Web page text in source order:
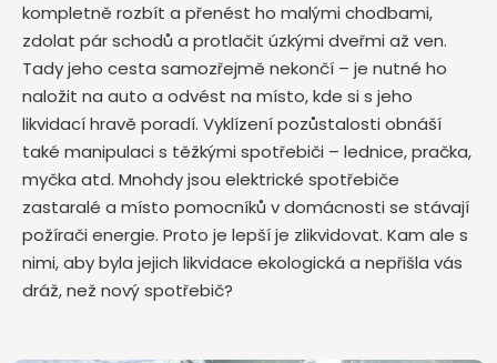
kompletně rozbít a přenést ho malými chodbami,
zdolat pár schodů a protlačit úzkými dveřmi až ven.
Tady jeho cesta samozřejmě nekončí – je nutné ho
naložit na auto a odvést na místo, kde si s jeho
likvidací hravě poradí. Vyklízení pozůstalosti obnáší
také manipulaci s těžkými spotřebiči – lednice, pračka,
myčka atd. Mnohdy jsou elektrické spotřebiče
zastaralé a místo pomocníků v domácnosti se stávají
požírači energie. Proto je lepší je zlikvidovat. Kam ale s
nimi, aby byla jejich likvidace ekologická a nepřišla vás
dráž, než nový spotřebič?